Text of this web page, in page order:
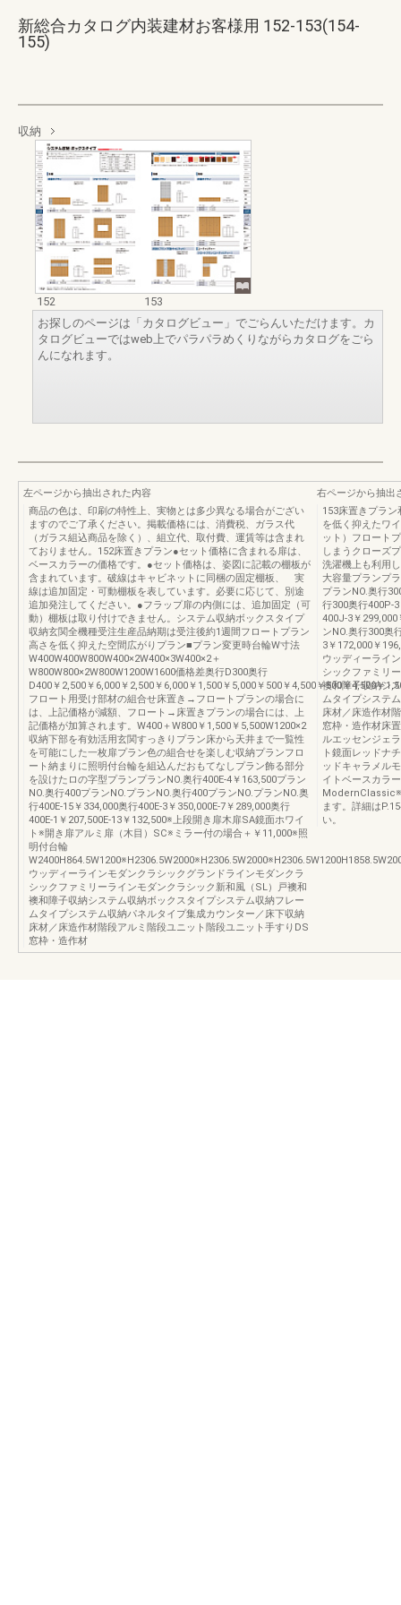
新総合カタログ内装建材お客様用 152-153(154-
155)
収納
152
153
お探しのページは「カタログビュー」でごらんいただけます。カ
タログビューではweb上でパラパラめくりながらカタログをごら
んになれます。
左ページから抽出された内容
商品の色は、印刷の特性上、実物とは多少異なる場合がござい
ますのでご了承ください。掲載価格には、消費税、ガラス代
（ガラス組込商品を除く）、組立代、取付費、運賃等は含まれ
ておりません。152床置きプラン●セット価格に含まれる扉は、
ベースカラーの価格です。●セット価格は、姿図に記載の棚板が
含まれています。破線はキャビネットに同梱の固定棚板、 実
線は追加固定・可動棚板を表しています。必要に応じて、別途
追加発注してください。●フラップ扉の内側には、追加固定（可
動）棚板は取り付けできません。システム収納ボックスタイプ
収納玄関全機種受注生産品納期は受注後約1週間フロートプラン
高さを低く抑えた空間広がりプラン■プラン変更時台輪W寸法
W400W400W800W400×2W400×3W400×2＋
W800W800×2W800W1200W1600価格差奥行D300奥行
D400￥2,500￥6,000￥2,500￥6,000￥1,500￥5,000￥500￥4,500￥500￥4,500￥
フロート用受け部材の組合せ床置き→フロートプランの場合に
は、上記価格が減額、フロート→床置きプランの場合には、上
記価格が加算されます。W400＋W800￥1,500￥5,500W1200×2
収納下部を有効活用玄関すっきりプラン床から天井まで一覧性
を可能にした一枚扉プラン色の組合せを楽しむ収納プランフロ
ート納まりに照明付台輪を組込んだおもてなしプラン飾る部分
を設けたロの字型プランプランNO.奥行400E-4￥163,500プラン
NO.奥行400プランNO.プランNO.奥行400プランNO.プランNO.奥
行400E-15￥334,000奥行400E-3￥350,000E-7￥289,000奥行
400E-1￥207,500E-13￥132,500※上段開き扉木扉SA鏡面ホワイ
ト※開き扉アルミ扉（木目）SC※ミラー付の場合＋￥11,000※照
明付台輪
ウッディーラインモダンクラシックグランドラインモダンクラ
シックファミリーラインモダンクラシック新和風（SL）戸襖和
襖和障子収納システム収納ボックスタイプシステム収納フレー
ムタイプシステム収納パネルタイプ集成カウンター／床下収納
床材／床造作材階段アルミ階段ユニット階段ユニット手すりDS
窓枠・造作材
右ページから抽出
153床置きプラ
を低く抑えたワ
ット）フロート
しまうクローズ
洗濯機上も利用
大容量プランプ
プランNO.奥行
行300奥行400P-
400J-3￥299,000
ンNO.奥行300奥
3￥172,000￥
ウッディーライ
シックファミリ
襖和障子収納シ
ムタイプシステ
床材／床造作材
窓枠・造作材床
ルエッセンジェ
ト鏡面レッドナ
ッドキャラメル
イトベースカラ
ModernClassic※
ます。詳細は
い。